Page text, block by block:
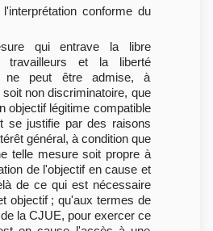
conforme du
qui entrave la libre
travailleurs et la liberté
ne peut être admise, à
non discriminatoire, que
objectif légitime compatible
se justifie par des raisons
général, à condition que
telle mesure soit propre à
de l'objectif en cause et
de ce qui est nécessaire
objectif ; qu'aux termes de
la CJUE, pour exercer ce